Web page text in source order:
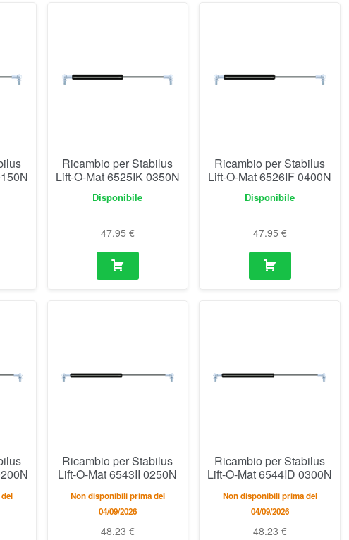
Ricambio per Stabilus
Lift-O-Mat 6525IK 0350N
Disponibile
47.95 €
Ricambio per Stabilus
Lift-O-Mat 6526IF 0400N
Disponibile
47.95 €
Ricambio per Stabilus
Lift-O-Mat 6543II 0250N
Non disponibili prima del
04/09/2026
48.23 €
Ricambio per Stabilus
Lift-O-Mat 6544ID 0300N
Non disponibili prima del
04/09/2026
48.23 €